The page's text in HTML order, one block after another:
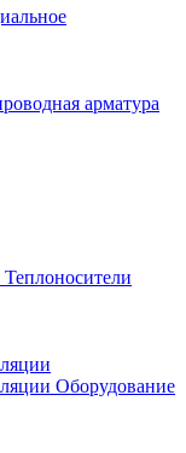
арматура
Теплоносители
Оборудование